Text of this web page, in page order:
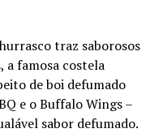
traz saborosos
a famosa costela
de boi defumado
e o Buffalo Wings –
sabor defumado.